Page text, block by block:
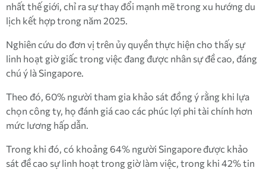
nhất thế giới, chỉ ra sự thay đổi mạnh mẽ trong xu hướng du
lịch kết hợp trong năm 2025.
Nghiên cứu do đơn vị trên ủy quyền thực hiện cho thấy sự
linh hoạt giờ giấc trong việc đang được nhân sự đề cao, đáng
chú ý là Singapore.
Theo đó, 60% người tham gia khảo sát đồng ý rằng khi lựa
chọn công ty, họ đánh giá cao các phúc lợi phi tài chính hơn
mức lương hấp dẫn.
Trong khi đó, có khoảng 64% người Singapore được khảo
sát đề cao sự linh hoạt trong giờ làm việc, trong khi 42% tin